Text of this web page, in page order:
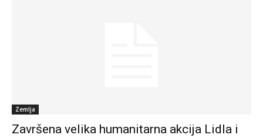
Zemlja
Završena velika humanitarna akcija Lidla i